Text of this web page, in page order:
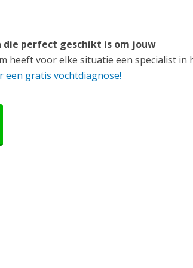
die perfect geschikt is om jouw
heeft voor elke situatie een specialist in
een gratis vochtdiagnose!